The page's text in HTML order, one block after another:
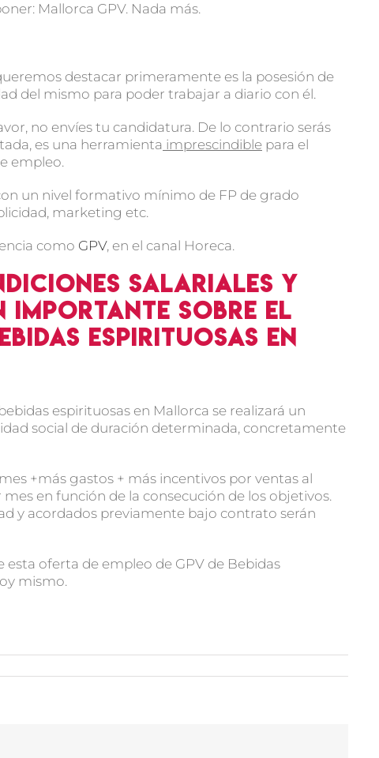
Mallorca GPV. Nada más.
destacar primeramente es la posesión de
del mismo para poder trabajar a diario con él.
no envíes tu candidatura. De lo contrario serás
es una herramienta imprescindible para el
empleo.
un nivel formativo mínimo de FP de grado
marketing etc.
como GPV, en el canal Horeca.
salariales y
importante sobre el
espirituosas en
espirituosas en Mallorca se realizará un
social de duración determinada, concretamente
+más gastos + más incentivos por ventas al
en función de la consecución de los objetivos.
y acordados previamente bajo contrato serán
esta oferta de empleo de GPV de Bebidas
mismo.